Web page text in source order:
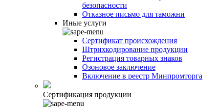
безопасности
Отказное письмо для таможни
Иные услуги
Сертификат происхождения
Штрихкодирование продукции
Регистрация товарных знаков
Озоновое заключение
Включение в реестр Минпромторга
Сертификация продукции